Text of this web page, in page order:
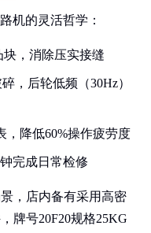
机的灵活哲学：
块，消除压实接缝
，后轮低频（30Hz）
，降低60%操作疲劳度
完成日常检修
，店内备有采用高密
牌号20F20规格25KG